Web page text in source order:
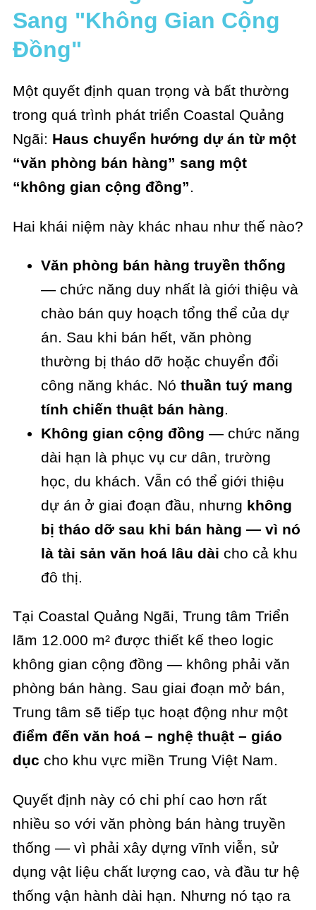
Sang "Không Gian Cộng
Đồng"
Một quyết định quan trọng và bất thường
trong quá trình phát triển Coastal Quảng
Ngãi: Haus chuyển hướng dự án từ một
“văn phòng bán hàng” sang một
“không gian cộng đồng”.
Hai khái niệm này khác nhau như thế nào?
Văn phòng bán hàng truyền thống
— chức năng duy nhất là giới thiệu và
chào bán quy hoạch tổng thể của dự
án. Sau khi bán hết, văn phòng
thường bị tháo dỡ hoặc chuyển đổi
công năng khác. Nó thuần tuý mang
tính chiến thuật bán hàng.
Không gian cộng đồng — chức năng
dài hạn là phục vụ cư dân, trường
học, du khách. Vẫn có thể giới thiệu
dự án ở giai đoạn đầu, nhưng không
bị tháo dỡ sau khi bán hàng — vì nó
là tài sản văn hoá lâu dài cho cả khu
đô thị.
Tại Coastal Quảng Ngãi, Trung tâm Triển
lãm 12.000 m² được thiết kế theo logic
không gian cộng đồng — không phải văn
phòng bán hàng. Sau giai đoạn mở bán,
Trung tâm sẽ tiếp tục hoạt động như một
điểm đến văn hoá – nghệ thuật – giáo
dục cho khu vực miền Trung Việt Nam.
Quyết định này có chi phí cao hơn rất
nhiều so với văn phòng bán hàng truyền
thống — vì phải xây dựng vĩnh viễn, sử
dụng vật liệu chất lượng cao, và đầu tư hệ
thống vận hành dài hạn. Nhưng nó tạo ra